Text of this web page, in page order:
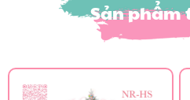
Sản phẩm